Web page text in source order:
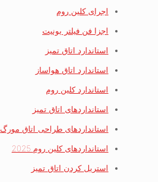
اجرای کلین روم
اجزا فن فیلتر یونیت
استاندارد اتاق تمیز
استاندارد اتاق هواساز
استاندارد کلین روم
استانداردهای اتاق تمیز
استانداردهای طراحی اتاق مورگ
استانداردهای کلین روم 2025
استریل کردن اتاق تمیز